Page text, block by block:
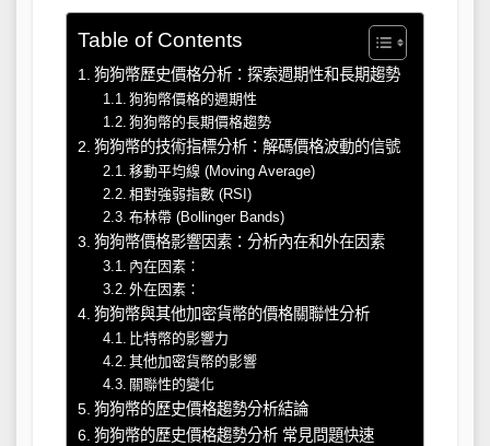
Table of Contents
狗狗幣歷史價格分析：探索週期性和長期趨勢
狗狗幣價格的週期性
狗狗幣的長期價格趨勢
狗狗幣的技術指標分析：解碼價格波動的信號
移動平均線 (Moving Average)
相對強弱指數 (RSI)
布林帶 (Bollinger Bands)
狗狗幣價格影響因素：分析內在和外在因素
內在因素：
外在因素：
狗狗幣與其他加密貨幣的價格關聯性分析
比特幣的影響力
其他加密貨幣的影響
關聯性的變化
狗狗幣的歷史價格趨勢分析結論
狗狗幣的歷史價格趨勢分析 常見問題快速